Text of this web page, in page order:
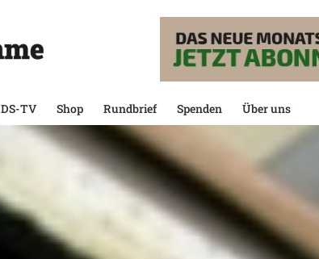
DS-TV Shop Rundbrief Spenden Über uns